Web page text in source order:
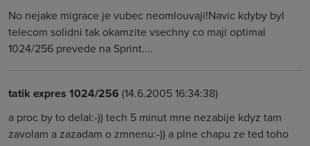
No nejake migrace je vubec neomlouvaji!Navic kdyby byl
telecom solidni tak okamzite vsechny co maji optimal
1024/256 prevede na Sprint....
tatik expres 1024/256 (14.6.2005 16:34:38)
a proc by to delal:-)) tech 5 minut mne nezabije kdyz tam
zavolam a zazadam o zmnenu:-)) a plne chapu ze ted toho